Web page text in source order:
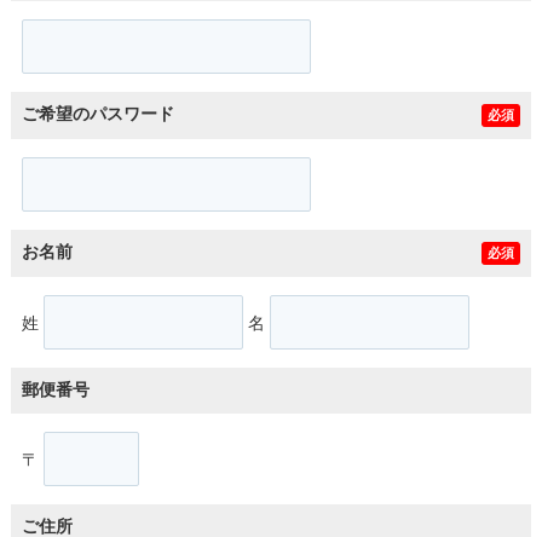
ご希望のパスワード 必須
お名前 必須
姓 名
郵便番号
〒
ご住所